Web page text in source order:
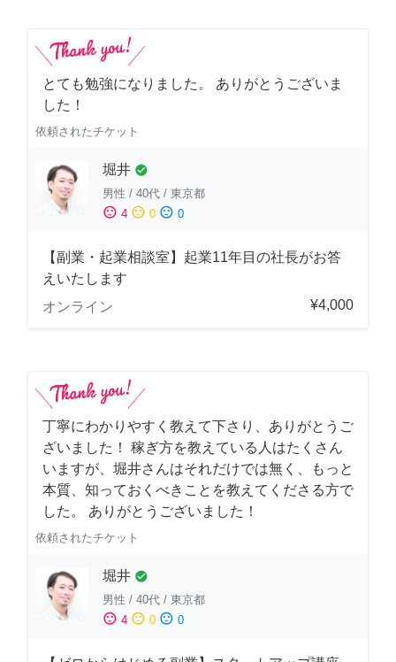
とても勉強になりました。 ありがとうございま
した！
依頼されたチケット
堀井 check_circle
男性 / 40代 / 東京都
sentiment_satisfied 4 sentiment_neutral 0 sentiment_dissatisfied 0
【副業・起業相談室】起業11年目の社長がお答
えいたします
オンライン
¥4,000
丁寧にわかりやすく教えて下さり、ありがとうご
ざいました！ 稼ぎ方を教えている人はたくさん
いますが、堀井さんはそれだけでは無く、もっと
本質、知っておくべきことを教えてくださる方で
した。 ありがとうございました！
依頼されたチケット
堀井 check_circle
男性 / 40代 / 東京都
sentiment_satisfied 4 sentiment_neutral 0 sentiment_dissatisfied 0